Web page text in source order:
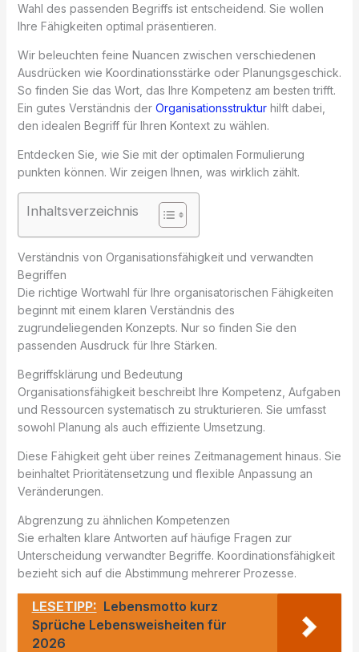
Wahl des passenden Begriffs ist entscheidend. Sie wollen
Ihre Fähigkeiten optimal präsentieren.
Wir beleuchten feine Nuancen zwischen verschiedenen
Ausdrücken wie Koordinationsstärke oder Planungsgeschick.
So finden Sie das Wort, das Ihre Kompetenz am besten trifft.
Ein gutes Verständnis der Organisationsstrukturhilft dabei,
den idealen Begriff für Ihren Kontext zu wählen.
Entdecken Sie, wie Sie mit der optimalen Formulierung
punkten können. Wir zeigen Ihnen, was wirklich zählt.
Inhaltsverzeichnis
Verständnis von Organisationsfähigkeit und verwandten
Begriffen
Die richtige Wortwahl für Ihre organisatorischen Fähigkeiten
beginnt mit einem klaren Verständnis des
zugrundeliegenden Konzepts. Nur so finden Sie den
passenden Ausdruck für Ihre Stärken.
Begriffsklärung und Bedeutung
Organisationsfähigkeit beschreibt Ihre Kompetenz, Aufgaben
und Ressourcen systematisch zu strukturieren. Sie umfasst
sowohl Planung als auch effiziente Umsetzung.
Diese Fähigkeit geht über reines Zeitmanagement hinaus. Sie
beinhaltet Prioritätensetzung und flexible Anpassung an
Veränderungen.
Abgrenzung zu ähnlichen Kompetenzen
Sie erhalten klare Antworten auf häufige Fragen zur
Unterscheidung verwandter Begriffe. Koordinationsfähigkeit
bezieht sich auf die Abstimmung mehrerer Prozesse.
LESETIPP: Lebensmotto kurz
Sprüche Lebensweisheiten für
2026